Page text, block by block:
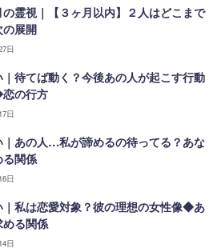
霊視｜【３ヶ月以内】２人はどこまで
展開
日
待てば動く？今後あの人が起こす行動
の行方
日
｜あの人…私が諦めるの待ってる？あな
る関係
日
｜私は恋愛対象？彼の理想の女性像◆あ
る関係
日